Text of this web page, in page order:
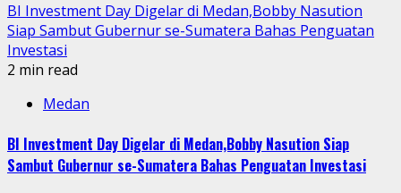
BI Investment Day Digelar di Medan,Bobby Nasution
Siap Sambut Gubernur se-Sumatera Bahas Penguatan
Investasi
2 min read
Medan
BI Investment Day Digelar di Medan,Bobby Nasution Siap
Sambut Gubernur se-Sumatera Bahas Penguatan Investasi